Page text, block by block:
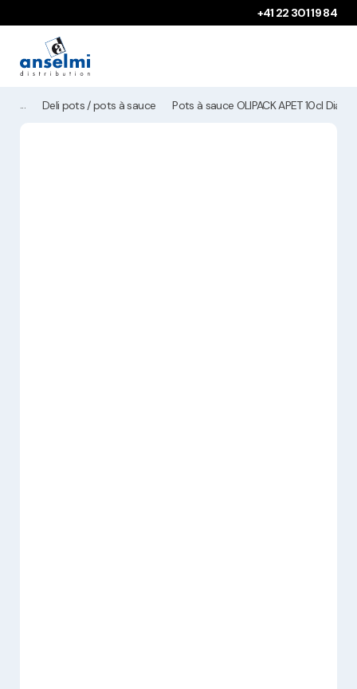
+41 22 301 19 84
Deli pots / pots à sauce Pots à sauce OLIPACK APET 10cl